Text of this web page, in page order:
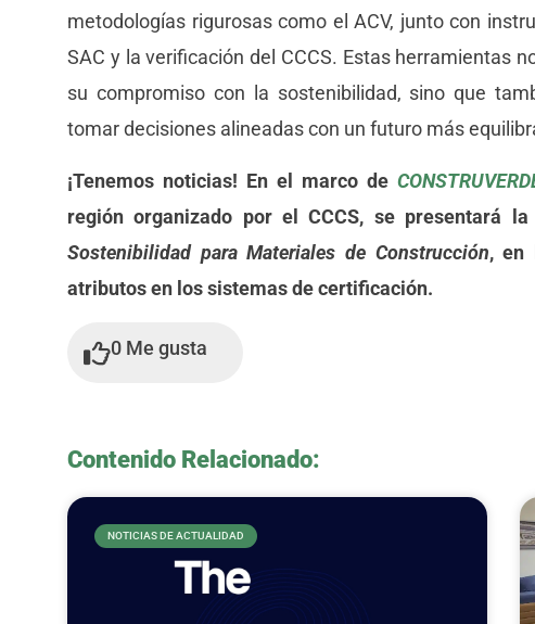
metodologías rigurosas como el ACV, junto con
SAC y la verificación del CCCS. Estas herramientas
su compromiso con la sostenibilidad, sino que
tomar decisiones alineadas con un futuro más
¡Tenemos noticias! En el marco de
región organizado por el CCCS, se presentará
Sostenibilidad para Materiales de Construcción, en
atributos en los sistemas de certificación.
0 Me gusta
Contenido Relacionado:
NOTICIAS DE ACTUALIDAD